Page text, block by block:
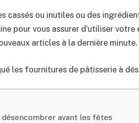
cassés ou inutiles ou des
pour vous assurer d’utiliser
articles à la dernière minute.
les fournitures de pâtisserie à
avant les fêtes